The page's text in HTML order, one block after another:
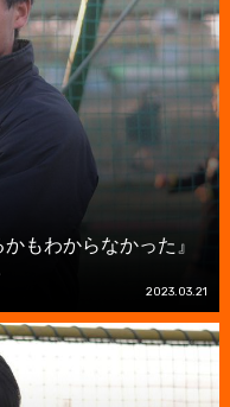
もわからなかった』
2023.03.21